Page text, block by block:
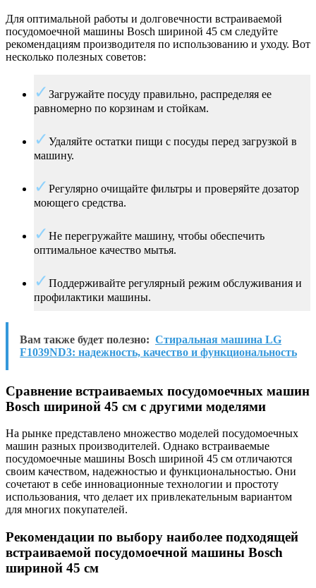
Для оптимальной работы и долговечности встраиваемой
посудомоечной машины Bosch шириной 45 см следуйте
рекомендациям производителя по использованию и уходу. Вот
несколько полезных советов:
Загружайте посуду правильно, распределяя ее
равномерно по корзинам и стойкам.
Удаляйте остатки пищи с посуды перед загрузкой в
машину.
Регулярно очищайте фильтры и проверяйте дозатор
моющего средства.
Не перегружайте машину, чтобы обеспечить
оптимальное качество мытья.
Поддерживайте регулярный режим обслуживания и
профилактики машины.
Вам также будет полезно: Стиральная машина LG
F1039ND3: надежность, качество и функциональность
Сравнение встраиваемых посудомоечных машин
Bosch шириной 45 см с другими моделями
На рынке представлено множество моделей посудомоечных
машин разных производителей. Однако встраиваемые
посудомоечные машины Bosch шириной 45 см отличаются
своим качеством, надежностью и функциональностью. Они
сочетают в себе инновационные технологии и простоту
использования, что делает их привлекательным вариантом
для многих покупателей.
Рекомендации по выбору наиболее подходящей
встраиваемой посудомоечной машины Bosch
шириной 45 см